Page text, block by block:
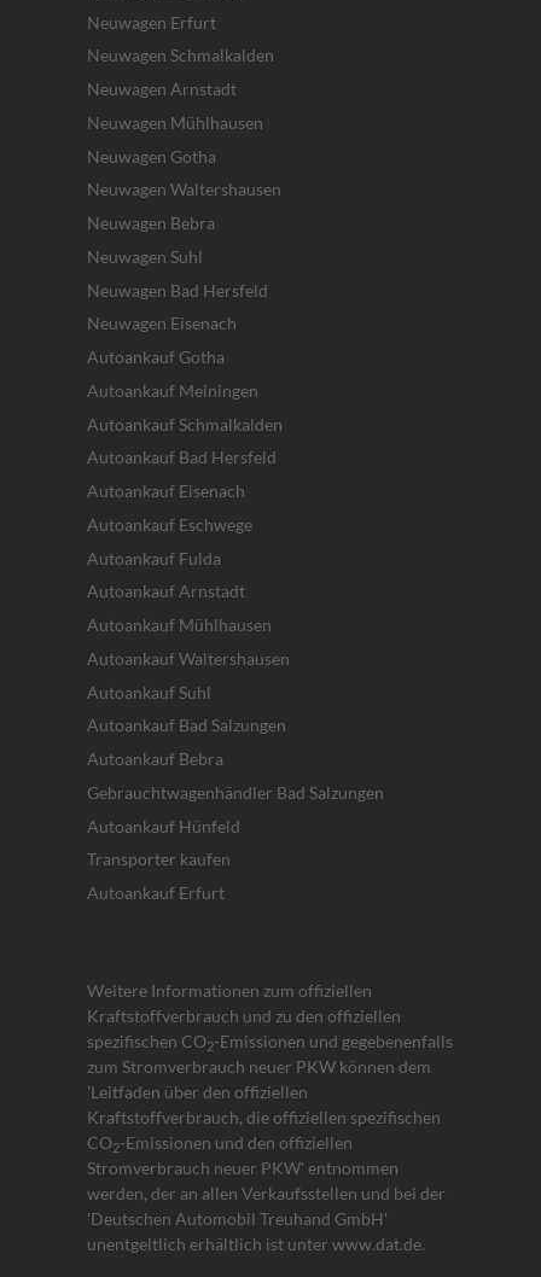
Neuwagen Erfurt
Neuwagen Schmalkalden
Neuwagen Arnstadt
Neuwagen Mühlhausen
Neuwagen Gotha
Neuwagen Waltershausen
Neuwagen Bebra
Neuwagen Suhl
Neuwagen Bad Hersfeld
Neuwagen Eisenach
Autoankauf Gotha
Autoankauf Meiningen
Autoankauf Schmalkalden
Autoankauf Bad Hersfeld
Autoankauf Eisenach
Autoankauf Eschwege
Autoankauf Fulda
Autoankauf Arnstadt
Autoankauf Mühlhausen
Autoankauf Waltershausen
Autoankauf Suhl
Autoankauf Bad Salzungen
Autoankauf Bebra
Gebrauchtwagenhändler Bad Salzungen
Autoankauf Hünfeld
Transporter kaufen
Autoankauf Erfurt
Weitere Informationen zum offiziellen
Kraftstoffverbrauch und zu den offiziellen
spezifischen CO2-Emissionen und gegebenenfalls
zum Stromverbrauch neuer PKW können dem
'Leitfaden über den offiziellen
Kraftstoffverbrauch, die offiziellen spezifischen
CO2-Emissionen und den offiziellen
Stromverbrauch neuer PKW' entnommen
werden, der an allen Verkaufsstellen und bei der
'Deutschen Automobil Treuhand GmbH'
unentgeltlich erhältlich ist unter www.dat.de.